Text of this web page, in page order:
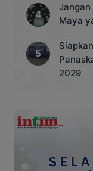
Jangan
Maya
2029